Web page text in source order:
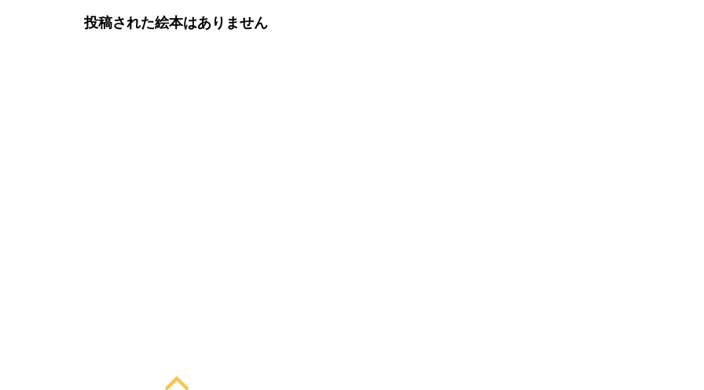
投稿された絵本はありません